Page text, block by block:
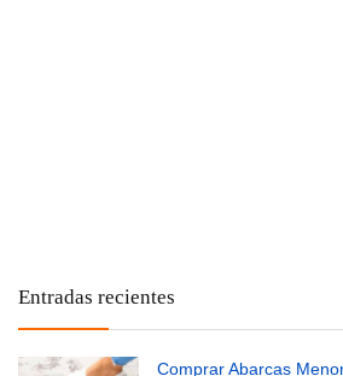
Entradas recientes
Comprar Abarcas